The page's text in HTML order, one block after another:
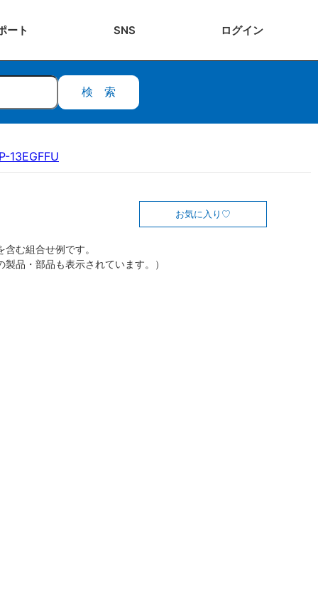
ート SNS ログイン
検索
13EGFFU
お気に入り
む組合せ例です。
製品・部品も表示されています。）